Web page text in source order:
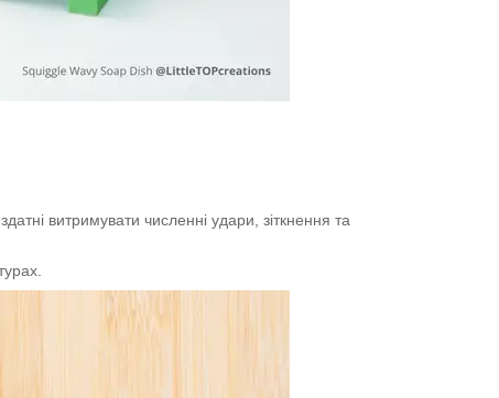
витримувати численні удари, зіткнення та